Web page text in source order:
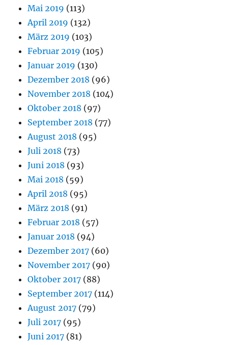
Mai 2019 (113)
April 2019 (132)
März 2019 (103)
Februar 2019 (105)
Januar 2019 (130)
Dezember 2018 (96)
November 2018 (104)
Oktober 2018 (97)
September 2018 (77)
August 2018 (95)
Juli 2018 (73)
Juni 2018 (93)
Mai 2018 (59)
April 2018 (95)
März 2018 (91)
Februar 2018 (57)
Januar 2018 (94)
Dezember 2017 (60)
November 2017 (90)
Oktober 2017 (88)
September 2017 (114)
August 2017 (79)
Juli 2017 (95)
Juni 2017 (81)